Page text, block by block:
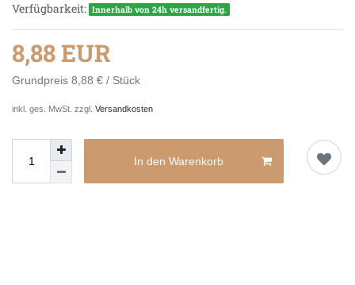
Verfügbarkeit: Innerhalb von 24h versandfertig.
8,88 EUR
Grundpreis 8,88 € / Stück
inkl. ges. MwSt. zzgl. Versandkosten
In den Warenkorb